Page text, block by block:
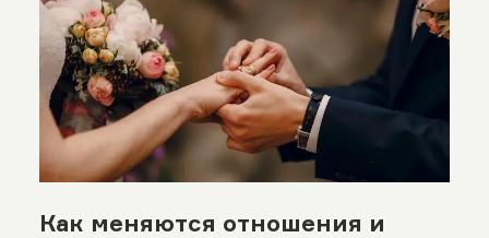
Как меняются отношения и